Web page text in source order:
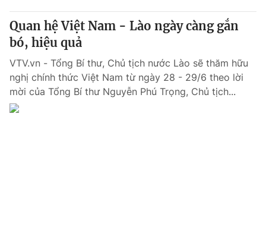
Quan hệ Việt Nam - Lào ngày càng gắn
bó, hiệu quả
VTV.vn - Tổng Bí thư, Chủ tịch nước Lào sẽ thăm hữu
nghị chính thức Việt Nam từ ngày 28 - 29/6 theo lời
mời của Tổng Bí thư Nguyễn Phú Trọng, Chủ tịch...